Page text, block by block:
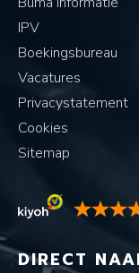
IPV
Boekingsbureau
Vacatures
Privacystatement
Cookies
Sitemap
DIRECT